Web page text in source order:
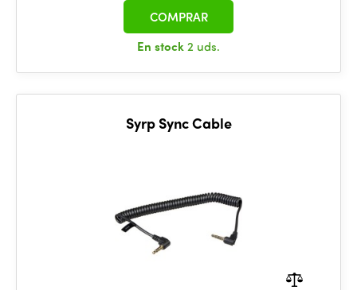
En stock2 uds.
COMPRAR
Syrp Sync Cable